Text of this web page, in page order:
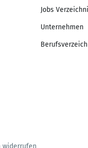
Jobs
Unternehmen
widerrufen